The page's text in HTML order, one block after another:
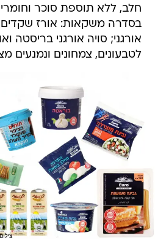
חלב, ללא תוספת סוכר
בסדרה משקאות: אורז שקדים
אורגני; סויה אורגני בריסטה
לטבעונים, צמחונים ונמנעים